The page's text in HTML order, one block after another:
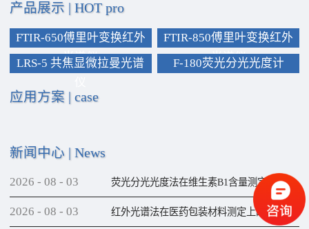
产品展示 HOT pro
FTIR-650傅里叶变换红外
光谱仪
FTIR-850傅里叶变换红外
光谱仪
LRS-5 共焦显微拉曼光谱
F-180荧光分光光度计
应用方案 | case
新闻中心 News
荧光分光光度法在维生素B1含量测定上的应用
2026 - 08 - 03
红外光谱法在医药包装材料测定上的应用
2026 - 08 - 03